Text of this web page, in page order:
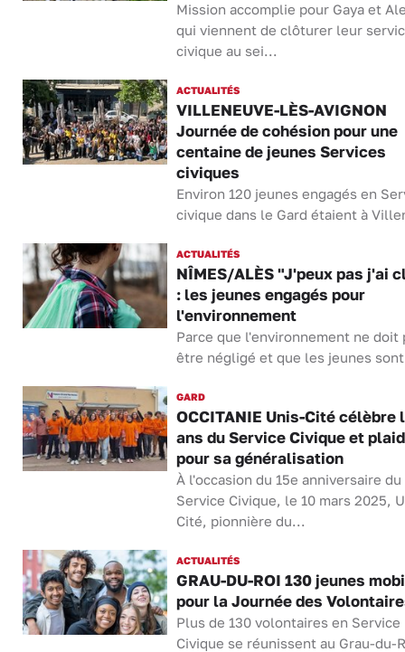
Mission accomplie pour Gaya et
qui viennent de clôturer leur
civique au sei...
ACTUALITÉS
VILLENEUVE-LÈS-AVIGNON
Journée de cohésion pour une
centaine de jeunes Services
civiques
Environ 120 jeunes engagés en
civique dans le Gard étaient à
ACTUALITÉS
NÎMES/ALÈS "J'peux pas j'ai
: les jeunes engagés pour
l'environnement
Parce que l'environnement ne doit
être négligé et que les jeunes
GARD
OCCITANIE Unis-Cité célèbre
ans du Service Civique et
pour sa généralisation
À l'occasion du 15e anniversaire du
Service Civique, le 10 mars 2025,
Cité, pionnière du...
ACTUALITÉS
GRAU-DU-ROI 130 jeunes
pour la Journée des
Plus de 130 volontaires en Service
Civique se réunissent au Grau-du-